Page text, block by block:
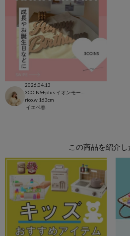
2026.04.13
rico.w 163cm
イエベ春
この商品を紹介